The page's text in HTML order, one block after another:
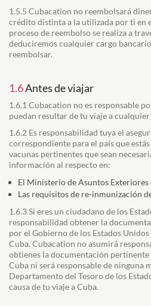
1.5.5 Cubacation no reembolsará
crédito distinta a la utilizada por ti en
proceso de reembolso se realiza a
deduciremos cualquier cargo
reembolsar.
1.6Antes de viajar
1.6.1 Cubacation no es responsable
puedan resultar de tu viaje a
1.6.2 Es responsabilidad tuya el
correspondiente para el país que
vacunas pertinentes que sean
información al respecto en:
El Ministerio de Asuntos Exteriores
Las requisitos de re-inmunización
1.6.3 Si eres un ciudadano de los
responsabilidad obtener la
por el Gobierno de los Estados
Cuba. Cubacation no asumirá
obtienes la documentación
Cuba ni será responsable de ninguna
Departamento del Tesoro de los
causa de tu viaje a Cuba.